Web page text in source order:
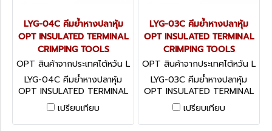
LYG-04C คีมย้ำหางปลาหุ้ม
OPT INSULATED TERMINAL
CRIMPING TOOLS
OPT สินค้าจากประเทศไต้หวัน L
YG-04C
LYG-04C คีมย้ำหางปลาหุ้ม
OPT INSULATED TERMINAL
CRIMPING TOOLS
เปรียบเทียบ
LYG-03C คีมย้ำหางปลาหุ้ม
OPT INSULATED TERMINAL
CRIMPING TOOLS
OPT สินค้าจากประเทศไต้หวัน L
YG-03C
LYG-03C คีมย้ำหางปลาหุ้ม
OPT INSULATED TERMINAL
CRIMPING TOOLS
เปรียบเทียบ